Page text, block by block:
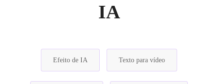
IA
Efeito de IA Texto para vídeo